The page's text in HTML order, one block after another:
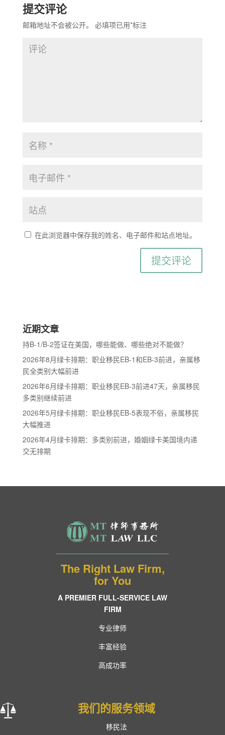
提交评论
邮箱地址不会被公开。 必填项已用*标注
在此浏览器中保存我的姓名、电子邮件和站点地址。
近期文章
持B-1/B-2签证在美国，哪些能做、哪些绝对不能做？
2026年8月绿卡排期：职业移民EB-1和EB-3前进，亲属移
民全类别大幅前进
2026年6月绿卡排期：职业移民EB-3前进47天，亲属移民
多类别继续前进
2026年5月绿卡排期：职业移民EB-5表现不俗，亲属移民
大幅推进
2026年4月绿卡排期：多类别前进，婚姻绿卡美国境内递
交无排期
The Right Law Firm,
for You
A PREMIER FULL-SERVICE LAW
FIRM
专业律师
丰富经验
高成功率
我们的服务领域
移民法